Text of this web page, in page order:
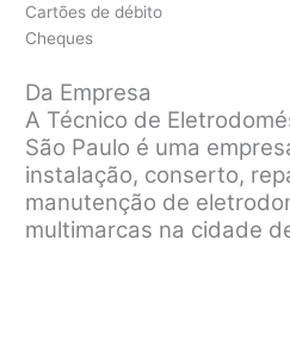
Cartões de débito
Cheques
Da Empresa
A Técnico de
São Paulo é uma
instalação, conserto,
manutenção de
multimarcas na cidade